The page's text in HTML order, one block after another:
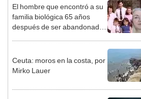
El hombre que encontró a su
familia biológica 65 años
después de ser abandonado:
Ceuta: moros en la costa, por
Mirko Lauer